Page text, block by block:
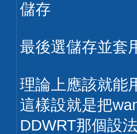
儲存
最後選儲存並套
理論上應該就能
這樣設就是把
DDWRT那個設